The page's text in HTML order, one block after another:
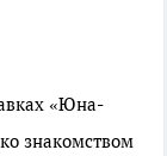
«Юна-
знакомством